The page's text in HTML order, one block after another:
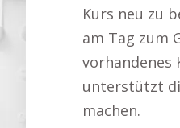
Kurs neu zu
am Tag zum
vorhandenes
unterstützt
machen.